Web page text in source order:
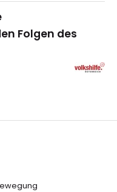
Folgen des